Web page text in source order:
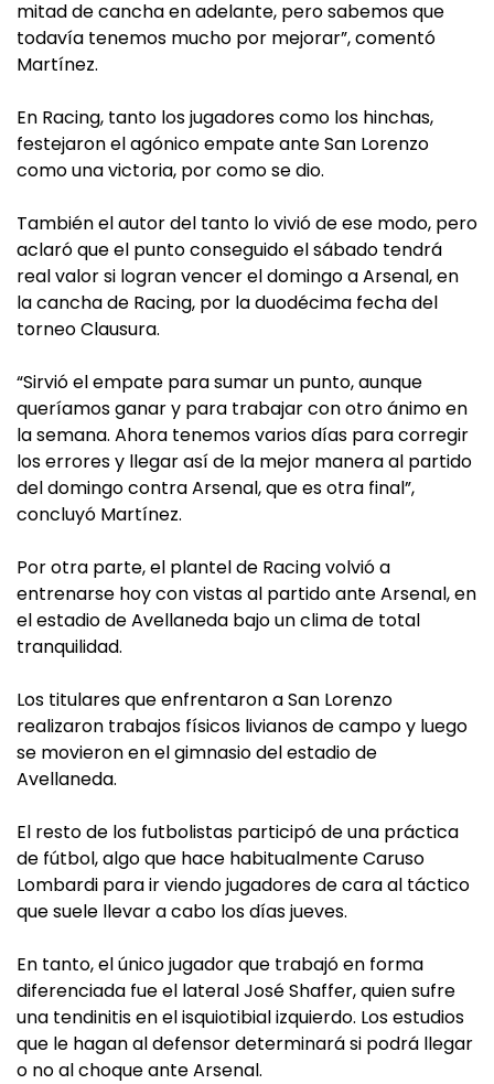
mitad de cancha en adelante, pero sabemos que
todavía tenemos mucho por mejorar”, comentó
Martínez.
En Racing, tanto los jugadores como los hinchas,
festejaron el agónico empate ante San Lorenzo
como una victoria, por como se dio.
También el autor del tanto lo vivió de ese modo, pero
aclaró que el punto conseguido el sábado tendrá
real valor si logran vencer el domingo a Arsenal, en
la cancha de Racing, por la duodécima fecha del
torneo Clausura.
“Sirvió el empate para sumar un punto, aunque
queríamos ganar y para trabajar con otro ánimo en
la semana. Ahora tenemos varios días para corregir
los errores y llegar así de la mejor manera al partido
del domingo contra Arsenal, que es otra final”,
concluyó Martínez.
Por otra parte, el plantel de Racing volvió a
entrenarse hoy con vistas al partido ante Arsenal, en
el estadio de Avellaneda bajo un clima de total
tranquilidad.
Los titulares que enfrentaron a San Lorenzo
realizaron trabajos físicos livianos de campo y luego
se movieron en el gimnasio del estadio de
Avellaneda.
El resto de los futbolistas participó de una práctica
de fútbol, algo que hace habitualmente Caruso
Lombardi para ir viendo jugadores de cara al táctico
que suele llevar a cabo los días jueves.
En tanto, el único jugador que trabajó en forma
diferenciada fue el lateral José Shaffer, quien sufre
una tendinitis en el isquiotibial izquierdo. Los estudios
que le hagan al defensor determinará si podrá llegar
o no al choque ante Arsenal.